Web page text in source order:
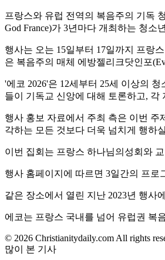
프랑스와 유럽 전역의 복음주의 기독
God France)가 3년마다 개최하는 청소
행사는 오는 15일부터 17일까지 프랑
은 복음주의 매체 에방젤리크닷인포
'에코 2026'은 12세부터 25세 이상의
들이 기독교 신앙에 대해 토론하고,
행사 홍보 자료에서 주최 측은 이번
각하는 모든 것보다 더욱 넘치게 행하
이번 집회는 프랑스 하나님의성회와
행사 홈페이지에 따르면 3일간의 프로
같은 장소에서 열린 지난 2023년 행사
에코는 프랑스 국내를 넘어 유럽권 복
© 2026 Christianitydaily.com All rights
많이 본 기사